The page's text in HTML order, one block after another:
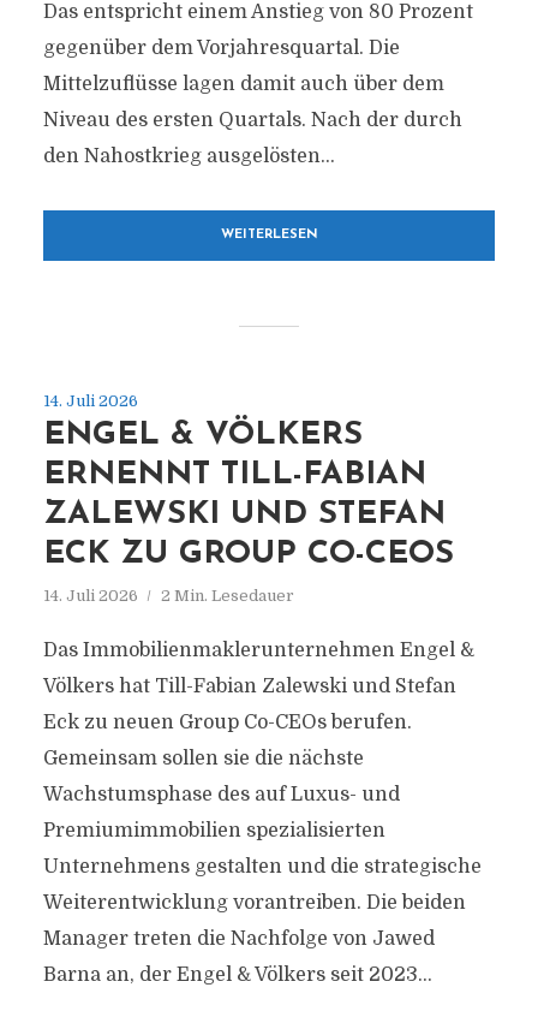
Das entspricht einem Anstieg von 80 Prozent
gegenüber dem Vorjahresquartal. Die
Mittelzuflüsse lagen damit auch über dem
Niveau des ersten Quartals. Nach der durch
den Nahostkrieg ausgelösten...
WEITERLESEN
14. Juli 2026
ENGEL & VÖLKERS
ERNENNT TILL-FABIAN
ZALEWSKI UND STEFAN
ECK ZU GROUP CO-CEOS
14. Juli 2026 2 Min. Lesedauer
Das Immobilienmaklerunternehmen Engel &
Völkers hat Till-Fabian Zalewski und Stefan
Eck zu neuen Group Co-CEOs berufen.
Gemeinsam sollen sie die nächste
Wachstumsphase des auf Luxus- und
Premiumimmobilien spezialisierten
Unternehmens gestalten und die strategische
Weiterentwicklung vorantreiben. Die beiden
Manager treten die Nachfolge von Jawed
Barna an, der Engel & Völkers seit 2023...